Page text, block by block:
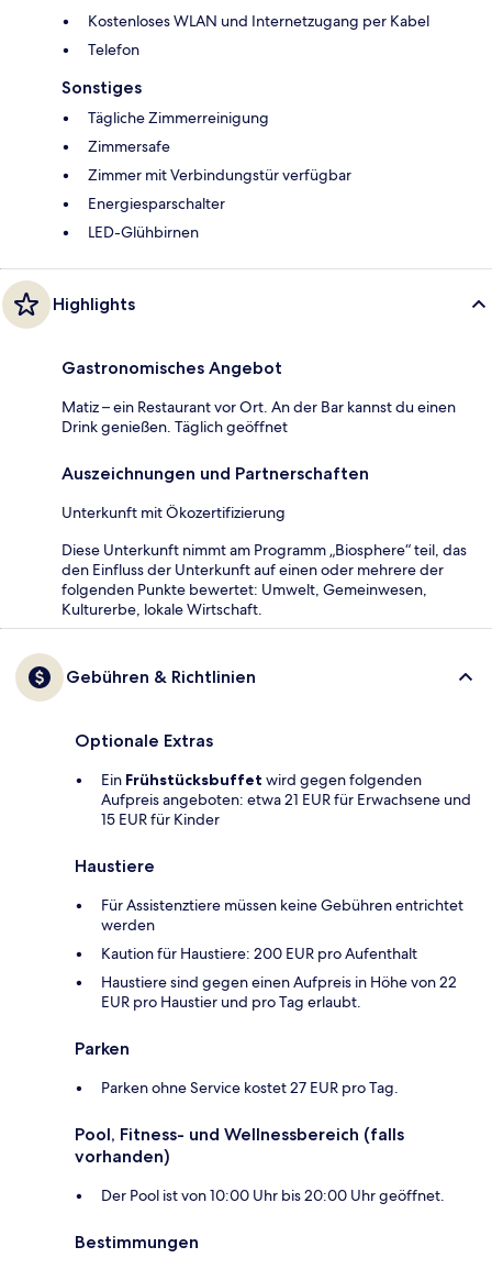
Kostenloses WLAN und Internetzugang per Kabel
Telefon
Sonstiges
Tägliche Zimmerreinigung
Zimmersafe
Zimmer mit Verbindungstür verfügbar
Energiesparschalter
LED-Glühbirnen
Highlights
Gastronomisches Angebot
Matiz – ein Restaurant vor Ort. An der Bar kannst du einen
Drink genießen. Täglich geöffnet
Auszeichnungen und Partnerschaften
Unterkunft mit Ökozertifizierung
Diese Unterkunft nimmt am Programm „Biosphere“ teil, das
den Einfluss der Unterkunft auf einen oder mehrere der
folgenden Punkte bewertet: Umwelt, Gemeinwesen,
Kulturerbe, lokale Wirtschaft.
Gebühren & Richtlinien
Optionale Extras
Ein Frühstücksbuffet wird gegen folgenden
Aufpreis angeboten: etwa 21 EUR für Erwachsene und
15 EUR für Kinder
Haustiere
Für Assistenztiere müssen keine Gebühren entrichtet
werden
Kaution für Haustiere: 200 EUR pro Aufenthalt
Haustiere sind gegen einen Aufpreis in Höhe von 22
EUR pro Haustier und pro Tag erlaubt.
Parken
Parken ohne Service kostet 27 EUR pro Tag.
Pool, Fitness- und Wellnessbereich (falls
vorhanden)
Der Pool ist von 10:00 Uhr bis 20:00 Uhr geöffnet.
Bestimmungen